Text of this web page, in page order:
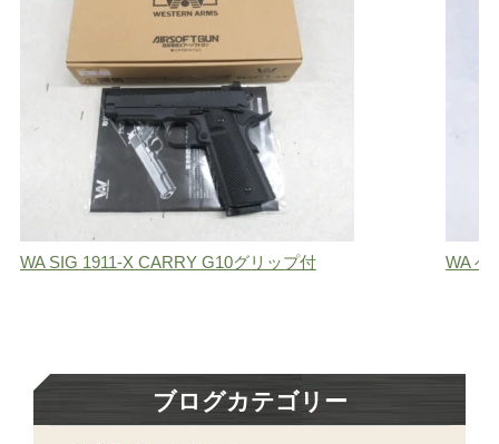
WA SIG 1911-X CARRY G10グリップ付 WA ベ
ブログカテゴリー